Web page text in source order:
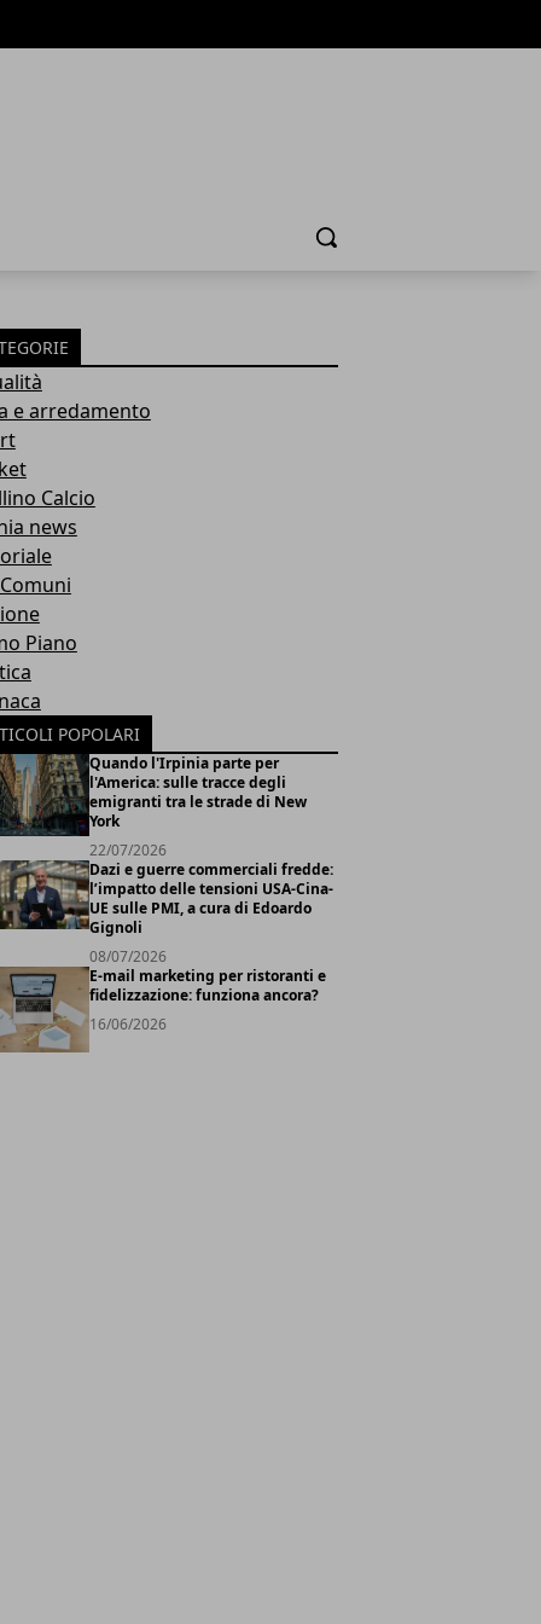
Cerca
e arredamento
Calcio
news
Piano
POPOLARI
Quando l'Irpinia parte per
l'America: sulle tracce degli
emigranti tra le strade di New
York
22/07/2026
Dazi e guerre commerciali fredde:
l’impatto delle tensioni USA-Cina-
UE sulle PMI, a cura di Edoardo
Gignoli
08/07/2026
E-mail marketing per ristoranti e
fidelizzazione: funziona ancora?
16/06/2026